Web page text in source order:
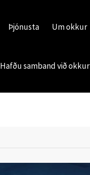
Þjónusta Um okkur
Hafðu samband við okkur